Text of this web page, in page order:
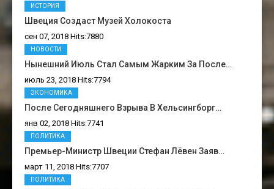
Швеция Создаст Музей Холокоста
сен 07, 2018 Hits:7880
ИСТОРИЯ
Нынешний Июль Стал Самым Жарким За После…
июль 23, 2018 Hits:7794
НОВОСТИ
После Сегодняшнего Взрыва В Хельсингборг…
янв 02, 2018 Hits:7741
ЭКОНОМИКА
Премьер-Министр Швеции Стефан Лёвен Заяв…
март 11, 2018 Hits:7707
ПОЛИТИКА
ПОЛИТИКА